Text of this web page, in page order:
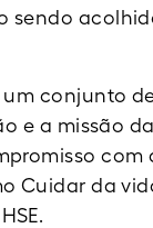
sendo
conjunto
e a missão
com
Cuidar da